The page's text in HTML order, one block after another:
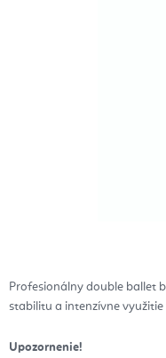
Profesionálny double ballet
stabilitu a intenzívne využitie
Upozornenie!